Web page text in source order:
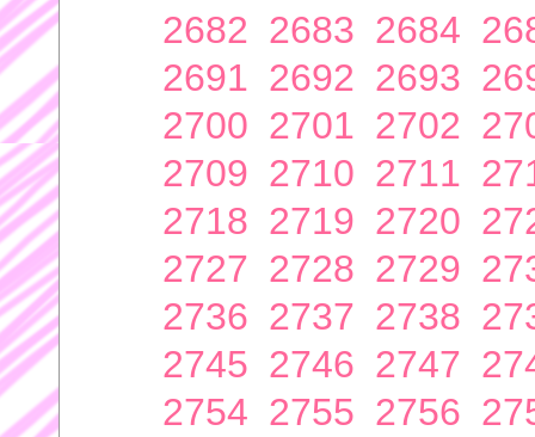
2682 2683 2684
2691 2692 2693
2700 2701 2702
2709 2710 2711
2718 2719 2720
2727 2728 2729
2736 2737 2738
2745 2746 2747
2754 2755 2756